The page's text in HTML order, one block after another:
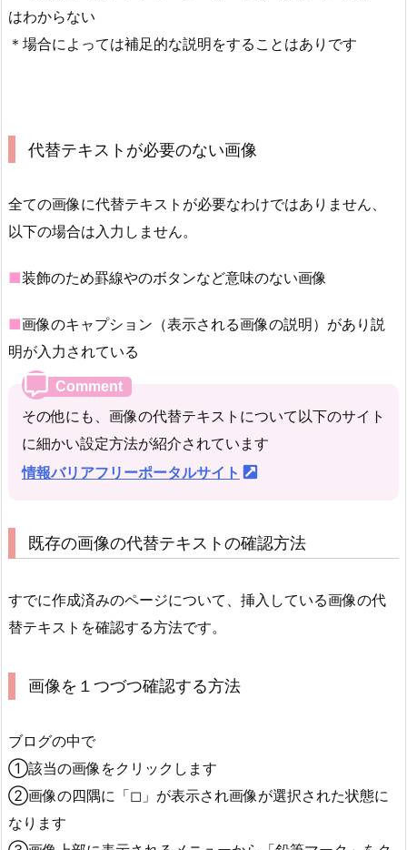
はわからない
＊場合によっては補足的な説明をすることはありです
代替テキストが必要のない画像
全ての画像に代替テキストが必要なわけではありません、
以下の場合は入力しません。
■装飾のため罫線やのボタンなど意味のない画像
■画像のキャプション（表示される画像の説明）があり説
明が入力されている
その他にも、画像の代替テキストについて以下のサイト
に細かい設定方法が紹介されています
情報バリアフリーポータルサイト
既存の画像の代替テキストの確認方法
すでに作成済みのページについて、挿入している画像の代
替テキストを確認する方法です。
画像を１つづつ確認する方法
ブログの中で
①該当の画像をクリックします
②画像の四隅に「◻︎」が表示され画像が選択された状態に
なります